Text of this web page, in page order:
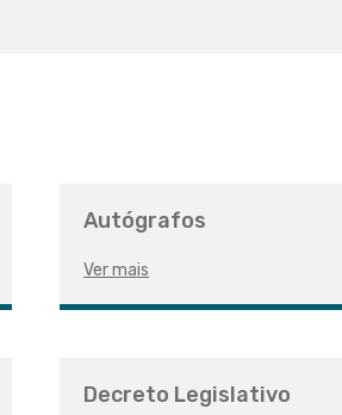
Autógrafos
Ver mais
Decreto Legislativo